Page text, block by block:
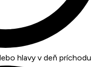
hlavy v deň príchodu